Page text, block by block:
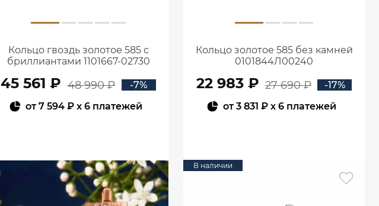
Кольцо гвоздь золотое 585 с
бриллиантами 1101667-02730
45 561 ₽ 48 990 ₽
-7%
от7 594 ₽ x 6 платежей
Кольцо золотое 585 без камней
0101844Л00240
22 983 ₽ 27 690 ₽
-17%
от3 831 ₽ x 6 платежей
В наличии